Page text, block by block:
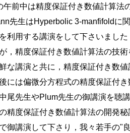
午前中は精度保証付き数値計算法
先生はHyperbolic 3-manfifoldに
利用する講演をして下さいまし
，精度保証付き数値計算法の技
な講演と共に，精度保証付き数
には偏微分方程式の精度保証付
尾先生やPlum先生の御講演を聴
精度保証付き数値計算法の開発
御講演して下さり，我々若手の"